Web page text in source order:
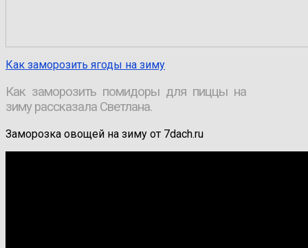
Как заморозить ягоды на зиму
Как заморозить помидоры для пиццы на
зиму рассказала Светлана.
Заморозка овощей на зиму от 7dach.ru